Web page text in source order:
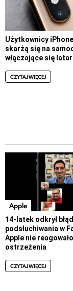
Użytkownicy
skarżą się na
włączające się
CZYTAJ WIĘCEJ
Apple
14-latek odkrył błąd
podsłuchiwania w
Apple nie
ostrzeżenia
CZYTAJ WIĘCEJ